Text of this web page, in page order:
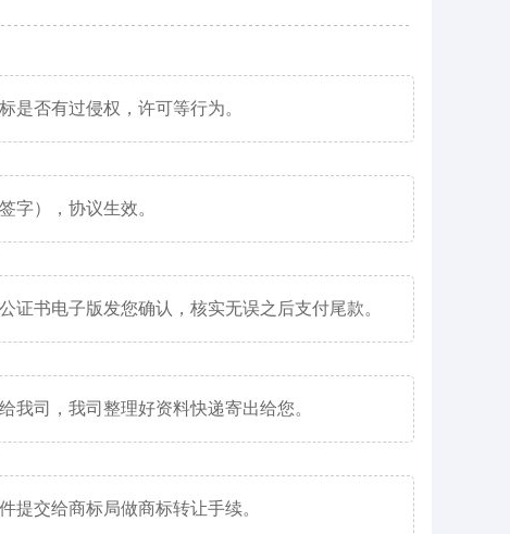
是否有过侵权，许可等行为。
字），协议生效。
书电子版发您确认，核实无误之后支付尾款。
司，我司整理好资料快递寄出给您。
提交给商标局做商标转让手续。